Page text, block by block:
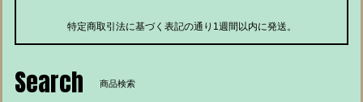
特定商取引法に基づく表記の通り1週間以内に発送。
Search 商品検索